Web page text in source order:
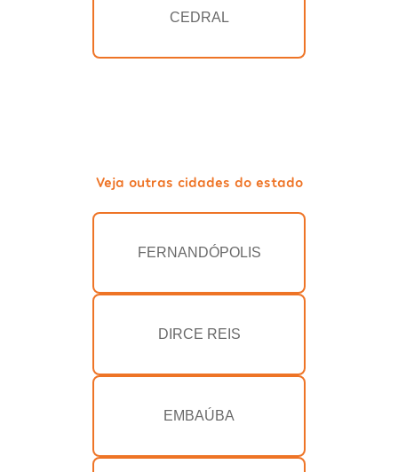
CEDRAL
Veja outras cidades do estado
FERNANDÓPOLIS
DIRCE REIS
EMBAÚBA